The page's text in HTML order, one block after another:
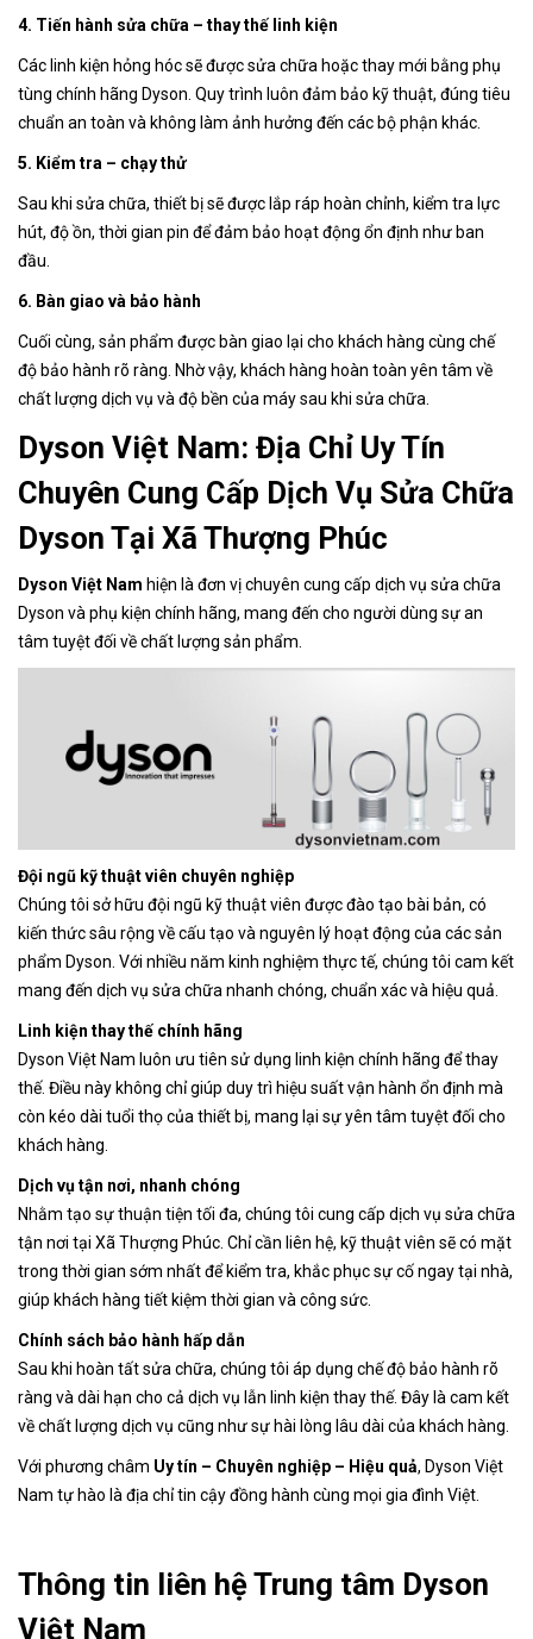
4. Tiến hành sửa chữa – thay thế linh kiện
Các linh kiện hỏng hóc sẽ được sửa chữa hoặc thay mới bằng phụ
tùng chính hãng Dyson. Quy trình luôn đảm bảo kỹ thuật, đúng tiêu
chuẩn an toàn và không làm ảnh hưởng đến các bộ phận khác.
5. Kiểm tra – chạy thử
Sau khi sửa chữa, thiết bị sẽ được lắp ráp hoàn chỉnh, kiểm tra lực
hút, độ ồn, thời gian pin để đảm bảo hoạt động ổn định như ban
đầu.
6. Bàn giao và bảo hành
Cuối cùng, sản phẩm được bàn giao lại cho khách hàng cùng chế
độ bảo hành rõ ràng. Nhờ vậy, khách hàng hoàn toàn yên tâm về
chất lượng dịch vụ và độ bền của máy sau khi sửa chữa.
Dyson Việt Nam: Địa Chỉ Uy Tín
Chuyên Cung Cấp Dịch Vụ Sửa Chữa
Dyson Tại Xã Thượng Phúc
Dyson Việt Nam hiện là đơn vị chuyên cung cấp dịch vụ sửa chữa
Dyson và phụ kiện chính hãng, mang đến cho người dùng sự an
tâm tuyệt đối về chất lượng sản phẩm.
Đội ngũ kỹ thuật viên chuyên nghiệp
Chúng tôi sở hữu đội ngũ kỹ thuật viên được đào tạo bài bản, có
kiến thức sâu rộng về cấu tạo và nguyên lý hoạt động của các sản
phẩm Dyson. Với nhiều năm kinh nghiệm thực tế, chúng tôi cam kết
mang đến dịch vụ sửa chữa nhanh chóng, chuẩn xác và hiệu quả.
Linh kiện thay thế chính hãng
Dyson Việt Nam luôn ưu tiên sử dụng linh kiện chính hãng để thay
thế. Điều này không chỉ giúp duy trì hiệu suất vận hành ổn định mà
còn kéo dài tuổi thọ của thiết bị, mang lại sự yên tâm tuyệt đối cho
khách hàng.
Dịch vụ tận nơi, nhanh chóng
Nhằm tạo sự thuận tiện tối đa, chúng tôi cung cấp dịch vụ sửa chữa
tận nơi tại Xã Thượng Phúc . Chỉ cần liên hệ, kỹ thuật viên sẽ có mặt
trong thời gian sớm nhất để kiểm tra, khắc phục sự cố ngay tại nhà,
giúp khách hàng tiết kiệm thời gian và công sức.
Chính sách bảo hành hấp dẫn
Sau khi hoàn tất sửa chữa, chúng tôi áp dụng chế độ bảo hành rõ
ràng và dài hạn cho cả dịch vụ lẫn linh kiện thay thế. Đây là cam kết
về chất lượng dịch vụ cũng như sự hài lòng lâu dài của khách hàng.
Với phương châm Uy tín – Chuyên nghiệp – Hiệu quả, Dyson Việt
Nam tự hào là địa chỉ tin cậy đồng hành cùng mọi gia đình Việt.
Thông tin liên hệ Trung tâm Dyson
Việt Nam